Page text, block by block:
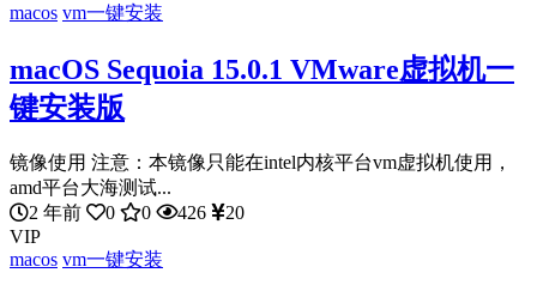
macos vm一键安装
macOS Sequoia 15.0.1 VMware虚拟机一
键安装版
镜像使用 注意：本镜像只能在intel内核平台vm虚拟机使用，
amd平台大海测试...
2 年前
0 0 426
20
VIP
macos vm一键安装